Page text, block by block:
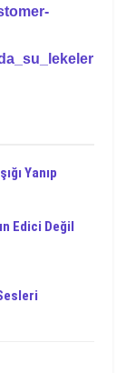
Yanıp
Edici Değil